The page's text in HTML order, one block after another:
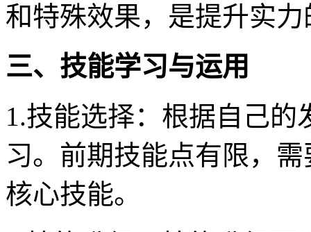
和特殊效果，是提升实
三、技能学习与运用
1.技能选择：根据自己
习。前期技能点有限，
核心技能。